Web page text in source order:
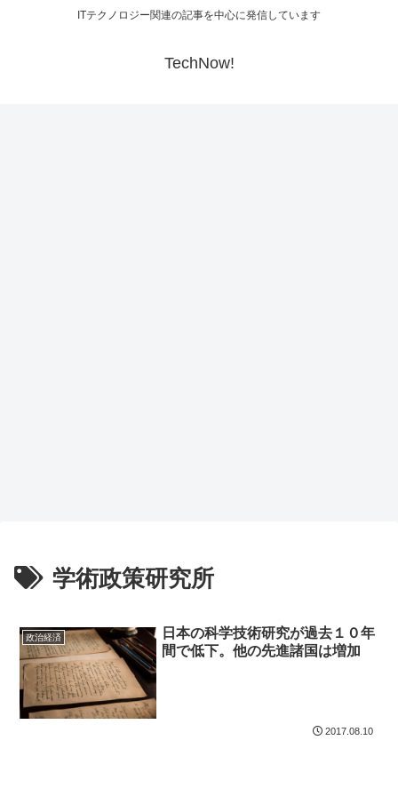
ITテクノロジー関連の記事を中心に発信しています
TechNow!
学術政策研究所
政治経済
日本の科学技術研究が過去１０年
間で低下。他の先進諸国は増加
2017.08.10